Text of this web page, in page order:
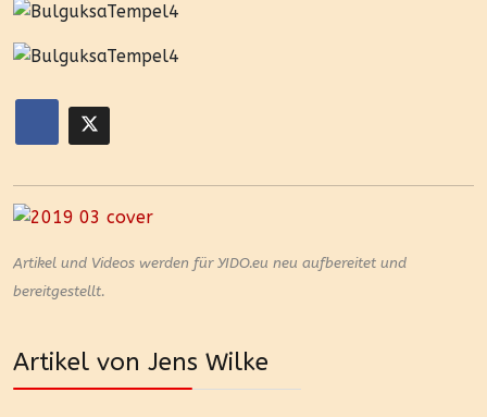
Artikel und Videos werden für YIDO.eu neu aufbereitet und
bereitgestellt.
Artikel von Jens Wilke